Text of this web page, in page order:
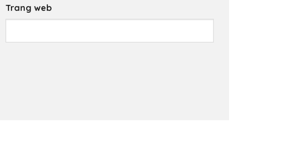
Trang web